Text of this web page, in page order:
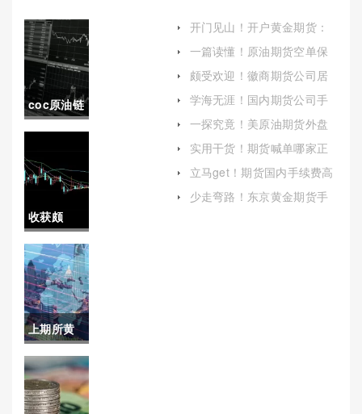
coc原油链
(coc原油
数字资产
交易所)
收获颇
丰！股指
期货开户
试题(开户
股指期货
考题)
上期所黄
金期货合
约类型(上
开门见山！开户黄金期货：
一篇读懂！原油期货空单保
或平仓时能够履行其义务)
颇受欢迎！徽商期货公司居
康发展)
学海无涯！国内期货公司手
力）
一探究竟！美原油期货外盘
进入这一市场）
实用干货！期货喊单哪家正
立马get！期货国内手续费高
环境）
少走弯路！东京黄金期货手